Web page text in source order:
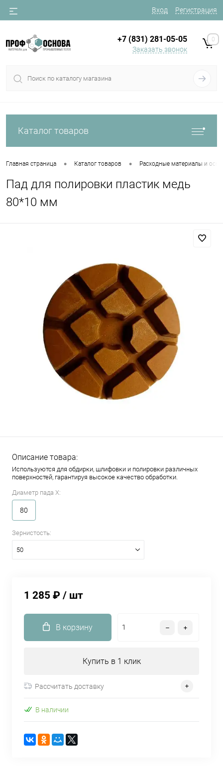
Вход Регистрация
+7 (831) 281-05-05
Заказать звонок
0
Каталог товаров
Главная страница • Каталог товаров • Расходные материалы и
Пад для полировки пластик медь
80*10 мм
Описание товара:
Используются для обдирки, шлифовки и полировки различных
поверхностей, гарантируя высокое качество обработки.
Диаметр пада Х:
80
Зернистость:
50
1 285 ₽ / шт
В корзину
Купить в 1 клик
Рассчитать доставку
В наличии